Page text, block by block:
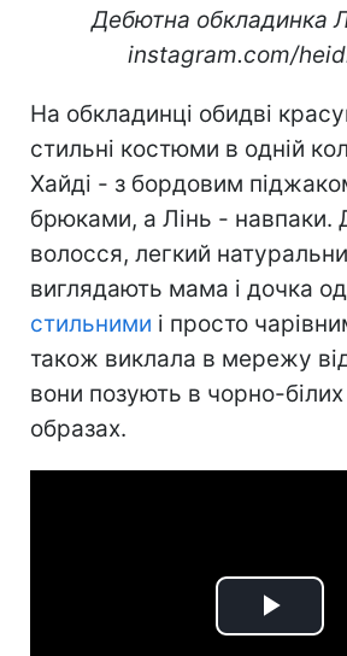
Дебютна обкладинка
instagram.com/
На обкладинці обидві
стильні костюми в одній
Хайді - з бордовим
брюками, а Лінь - навпаки.
волосся, легкий
виглядають мама і дочка
стильними і просто
також виклала в мережу
вони позують в чорно-
образах.
Play